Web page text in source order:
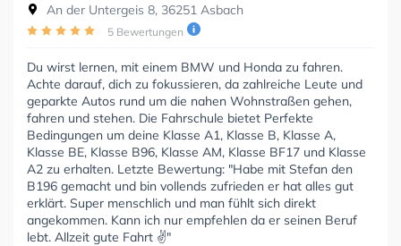
An der Untergeis 8, 36251 Asbach
5 Bewertungen
Du wirst lernen, mit einem BMW und Honda zu fahren.
Achte darauf, dich zu fokussieren, da zahlreiche Leute und
geparkte Autos rund um die nahen Wohnstraßen gehen,
fahren und stehen. Die Fahrschule bietet Perfekte
Bedingungen um deine Klasse A1, Klasse B, Klasse A,
Klasse BE, Klasse B96, Klasse AM, Klasse BF17 und Klasse
A2 zu erhalten. Letzte Bewertung: "Habe mit Stefan den
B196 gemacht und bin vollends zufrieden er hat alles gut
erklärt. Super menschlich und man fühlt sich direkt
angekommen. Kann ich nur empfehlen da er seinen Beruf
lebt. Allzeit gute Fahrt ✌️"